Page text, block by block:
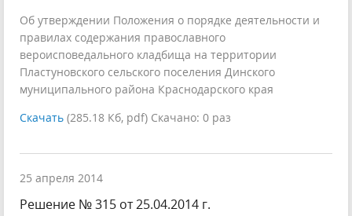
Об утверждении Положения о порядке деятельности и
правилах содержания православного
вероисповедального кладбища на территории
Пластуновского сельского поселения Динского
муниципального района Краснодарского края
Скачать (285.18 Кб, pdf) Скачано: 0 раз
25 апреля 2014
Решение № 315 от 25.04.2014 г.